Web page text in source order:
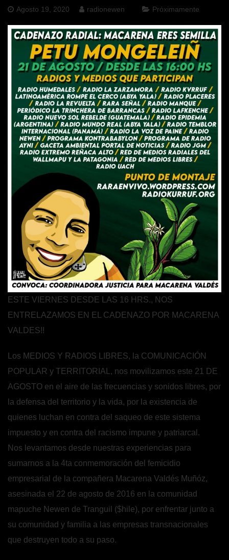
Agosto 19, 2020 radionewen Próximamente
ESTE VIERNES DESDE LAS 16 HRS., NOS
ENTRELAZAMOS EN EL CADENAZO POR MACARENA
VALDES!!
Los MEDIOS Y RADIOS LIBRES, la COMUNICACIÓN
POPULAR y TERRITORIAL, nos movilizamos este 21 DE
AGOSTO en el aire de las frecuencias y sonidos libres, por
la defensa del territorio y la vida, por la existencia de
quienes luchan en contra del saqueo de este sistema
impuesto y en contra del racismo impune y patriarcal.
Nos levantamos desde nuestras experiencias para
sumarnos a la 4ta conmemoración del femicidio
empresarial de la compañera Macarena Valdés Muñóz,
asesinada el 22 de agosto de 2016 en la comunidad
mapuche Newen de Tranguil ($hile), por enfrentar junto a
su comunidad y familia a las empresas transnacionales
que destruyen todo a su paso.